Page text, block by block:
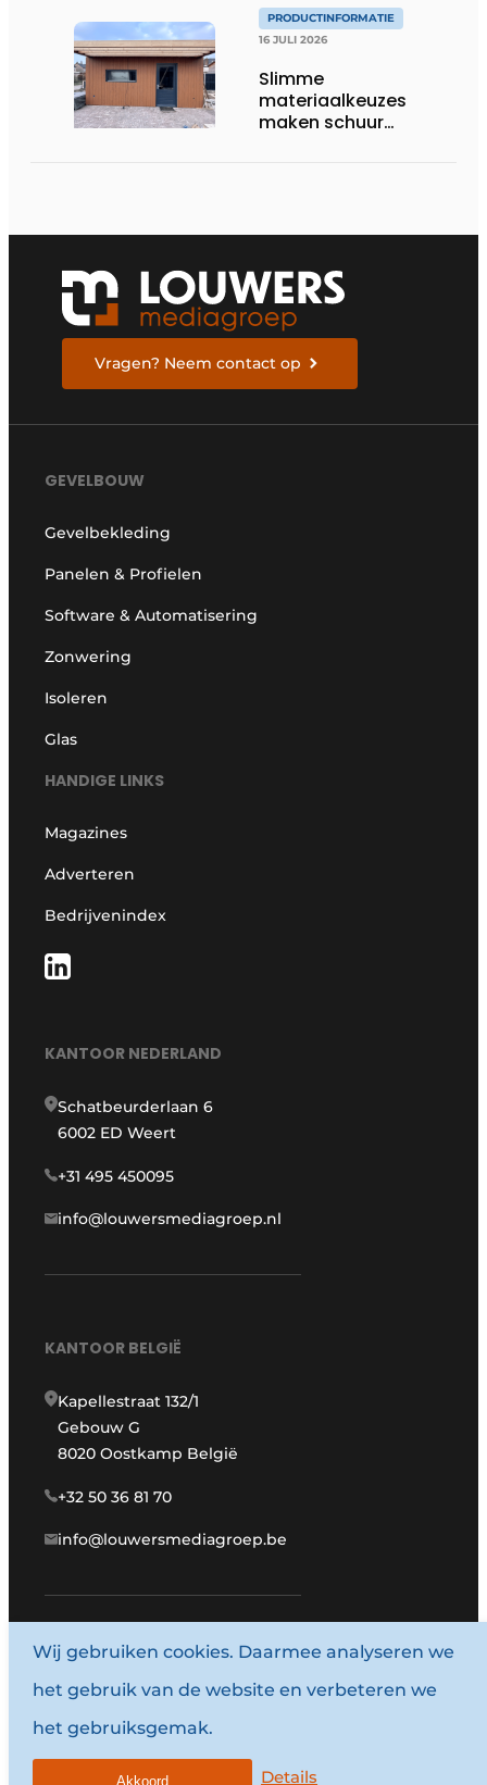
PRODUCTINFORMATIE
16 JULI 2026
Slimme
materiaalkeuzes
maken schuur
Vragen? Neem contact op
GEVELBOUW
Gevelbekleding
Panelen & Profielen
Software & Automatisering
Zonwering
Isoleren
Glas
HANDIGE LINKS
Magazines
Adverteren
Bedrijvenindex
KANTOOR NEDERLAND
Schatbeurderlaan 6
6002 ED Weert
+31 495 450095
info@louwersmediagroep.nl
KANTOOR BELGIË
Kapellestraat 132/1
Gebouw G
8020 Oostkamp België
+32 50 36 81 70
info@louwersmediagroep.be
www.louwersmediagroep.com
© 1987 - 2026 Louwersmediagroep.
Algemene voorwaarden
Wij gebruiken cookies. Daarmee analyseren we
het gebruik van de website en verbeteren we
het gebruiksgemak.
Details
Akkoord